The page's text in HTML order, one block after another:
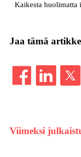
Kaikesta huolimatta
Jaa tämä
Viimeksi